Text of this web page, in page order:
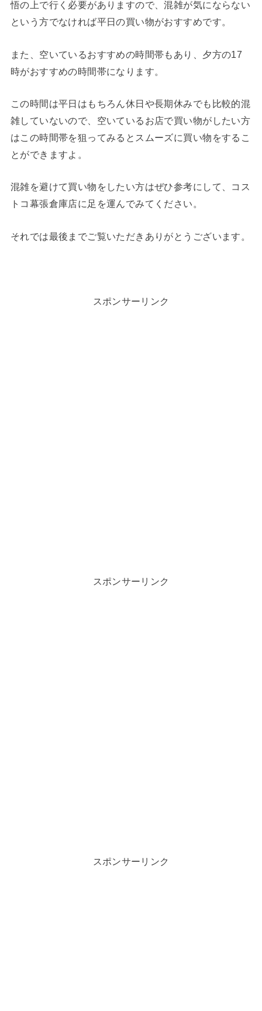
悟の上で行く必要がありますので、混雑が気にならない
という方でなければ平日の買い物がおすすめです。
また、空いているおすすめの時間帯もあり、夕方の17
時がおすすめの時間帯になります。
この時間は平日はもちろん休日や長期休みでも比較的混
雑していないので、空いているお店で買い物がしたい方
はこの時間帯を狙ってみるとスムーズに買い物をするこ
とができますよ。
混雑を避けて買い物をしたい方はぜひ参考にして、コス
トコ幕張倉庫店に足を運んでみてください。
それでは最後までご覧いただきありがとうございます。
スポンサーリンク
スポンサーリンク
スポンサーリンク